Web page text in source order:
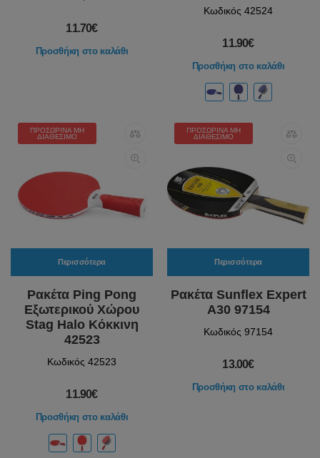
11.70€
Προσθήκη στο καλάθι
Κωδικός 42524
11.90€
Προσθήκη στο καλάθι
ΠΡΟΣΩΡΙΝΆ ΜΗ
ΔΙΑΘΈΣΙΜΟ
Περισσότερα
Ρακέτα Ping Pong
Εξωτερικού Χώρου
Stag Halo Κόκκινη
42523
Κωδικός 42523
11.90€
Προσθήκη στο καλάθι
ΠΡΟΣΩΡΙΝΆ ΜΗ
ΔΙΑΘΈΣΙΜΟ
Περισσότερα
Ρακέτα Sunflex Expert
A30 97154
Κωδικός 97154
13.00€
Προσθήκη στο καλάθι